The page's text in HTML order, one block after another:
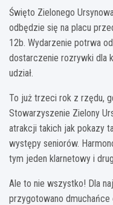
Święto Zielonego
odbędzie się na placu
12b. Wydarzenie potrwa
dostarczenie rozrywki dla
udział.
To już trzeci rok z rzędu,
Stowarzyszenie Zielony
atrakcji takich jak pokazy
występy seniorów.
tym jeden klarnetowy i
Ale to nie wszystko! Dla
przygotowano